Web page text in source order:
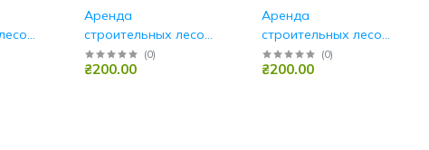
Аренда
строительных лесов
Фастов
(0)
₴200.00
Аренда
строительных лесов
Ирпень
(0)
₴200.00